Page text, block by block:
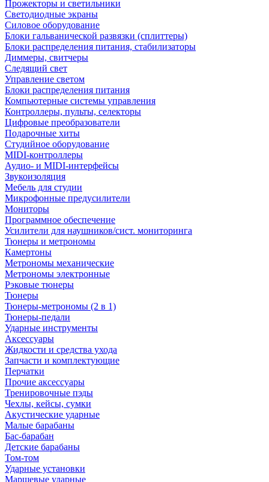
Прожекторы и светильники
Светодиодные экраны
Силовое оборудование
Блоки гальванической развязки (сплиттеры)
Блоки распределения питания, стабилизаторы
Диммеры, свитчеры
Следящий свет
Управление светом
Блоки распределения питания
Компьютерные системы управления
Контроллеры, пульты, селекторы
Цифровые преобразователи
Подарочные хиты
Студийное оборудование
MIDI-контроллеры
Аудио- и MIDI-интерфейсы
Звукоизоляция
Мебель для студии
Микрофонные предусилители
Мониторы
Программное обеспечение
Усилители для наушников/сист. мониторинга
Тюнеры и метрономы
Камертоны
Метрономы механические
Метрономы электронные
Рэковые тюнеры
Тюнеры
Тюнеры-метрономы (2 в 1)
Тюнеры-педали
Ударные инструменты
Аксессуары
Жидкости и средства ухода
Запчасти и комплектующие
Перчатки
Прочие аксессуары
Тренировочные пэды
Чехлы, кейсы, сумки
Акустические ударные
Mалые барабаны
Бас-барабан
Детские барабаны
Том-том
Ударные установки
Маршевые ударные